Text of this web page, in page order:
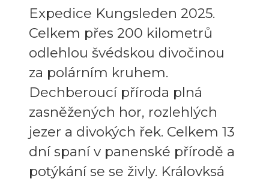
Expedice Kungsleden 2025.
Celkem přes 200 kilometrů
odlehlou švédskou divočinou
za polárním kruhem.
Dechberoucí příroda plná
zasněžených hor, rozlehlých
jezer a divokých řek. Celkem 13
dní spaní v panenské přírodě a
potýkání se se živly. Královksá